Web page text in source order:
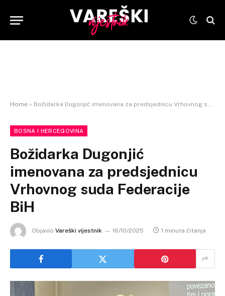
Home » Božidarka Dugonjić imenovana za predsjednicu Vrhovnog suda Federacije BiH
BOSNA I HERCEGOVINA
Božidarka Dugonjić
imenovana za predsjednicu
Vrhovnog suda Federacije
BiH
Objavio Vareški vijestnik 16/10/2025 1 minuta čitanja